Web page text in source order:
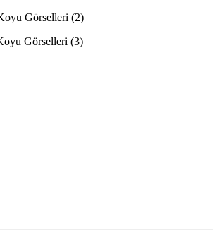
Görselleri (2)
Görselleri (3)